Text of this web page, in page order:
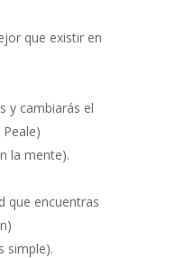
que existir en
y cambiarás el
la mente).
que encuentras
simple).